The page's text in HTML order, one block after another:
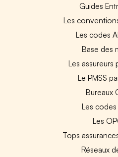
Guides
Les
Les codes
Base des
Les assureurs
Le PMSS
Bureaux
Les codes
Les
Tops
Réseaux